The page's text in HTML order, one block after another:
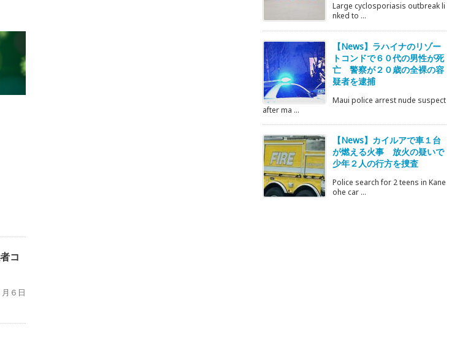
コ
６日
Large cyclosporiasis outbreak li
nked to ...
【News】ラハイナのリゾー
トコンドで６０代の男性が死
亡 警察が２０歳の全裸の容
疑者を逮捕
Maui police arrest nude suspect
after ma ...
【News】カイルアで車１台
が燃える火事 放火の疑いで
少年２人の行方を捜査
Police search for 2 teens in Kane
ohe car ...